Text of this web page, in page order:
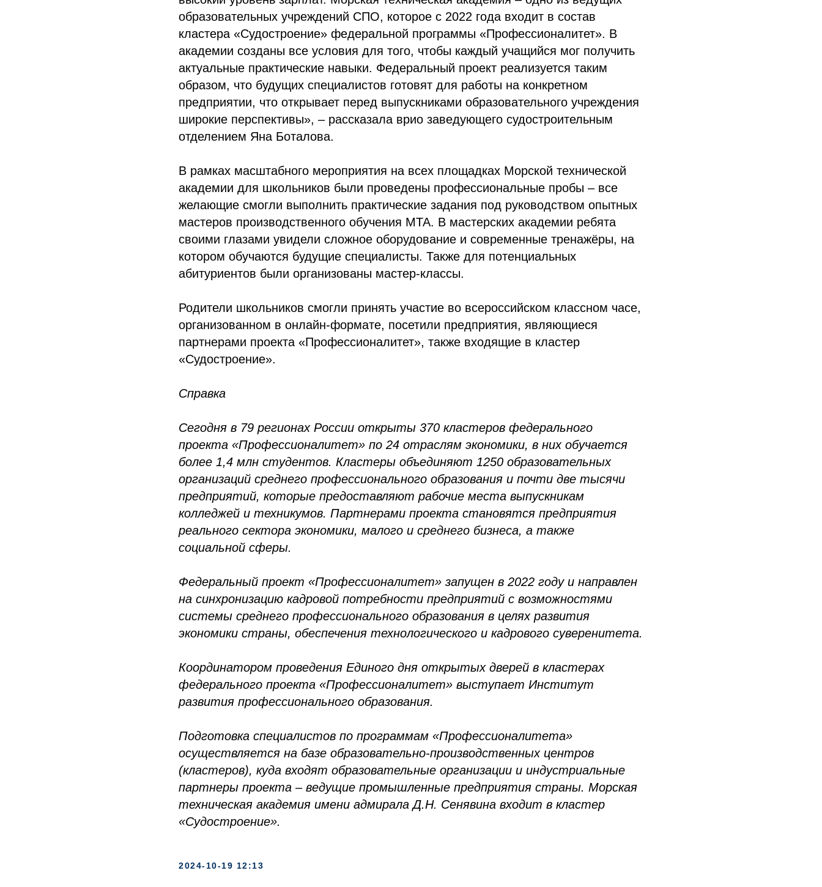
образовательных учреждений СПО, которое с 2022 года входит в состав
кластера «Судостроение» федеральной программы «Профессионалитет». В
академии созданы все условия для того, чтобы каждый учащийся мог получить
актуальные практические навыки. Федеральный проект реализуется таким
образом, что будущих специалистов готовят для работы на конкретном
предприятии, что открывает перед выпускниками образовательного учреждения
широкие перспективы», – рассказала врио заведующего судостроительным
отделением Яна Боталова.
В рамках масштабного мероприятия на всех площадках Морской технической
академии для школьников были проведены профессиональные пробы – все
желающие смогли выполнить практические задания под руководством опытных
мастеров производственного обучения МТА. В мастерских академии ребята
своими глазами увидели сложное оборудование и современные тренажёры, на
котором обучаются будущие специалисты. Также для потенциальных
абитуриентов были организованы мастер-классы.
Родители школьников смогли принять участие во всероссийском классном часе,
организованном в онлайн-формате, посетили предприятия, являющиеся
партнерами проекта «Профессионалитет», также входящие в кластер
«Судостроение».
Справка
Сегодня в 79 регионах России открыты 370 кластеров федерального
проекта «Профессионалитет» по 24 отраслям экономики, в них обучается
более 1,4 млн студентов. Кластеры объединяют 1250 образовательных
организаций среднего профессионального образования и почти две тысячи
предприятий, которые предоставляют рабочие места выпускникам
колледжей и техникумов. Партнерами проекта становятся предприятия
реального сектора экономики, малого и среднего бизнеса, а также
социальной сферы.
Федеральный проект «Профессионалитет» запущен в 2022 году и направлен
на синхронизацию кадровой потребности предприятий с возможностями
системы среднего профессионального образования в целях развития
экономики страны, обеспечения технологического и кадрового суверенитета.
Координатором проведения Единого дня открытых дверей в кластерах
федерального проекта «Профессионалитет» выступает Институт
развития профессионального образования.
Подготовка специалистов по программам «Профессионалитета»
осуществляется на базе образовательно-производственных центров
(кластеров), куда входят образовательные организации и индустриальные
партнеры проекта – ведущие промышленные предприятия страны. Морская
техническая академия имени адмирала Д.Н. Сенявина входит в кластер
«Судостроение».
2024-10-19 12:13